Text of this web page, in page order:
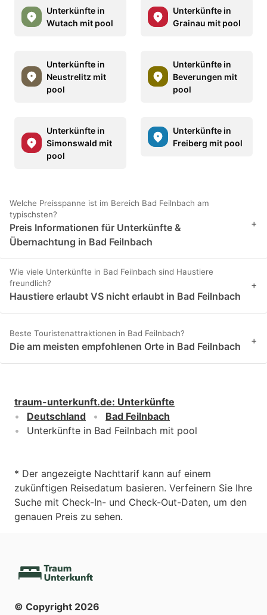
Unterkünfte in
Wutach mit pool
Unterkünfte in
Grainau mit pool
Unterkünfte in
Neustrelitz mit
pool
Unterkünfte in
Beverungen mit
pool
Unterkünfte in
Simonswald mit
pool
Unterkünfte in
Freiberg mit pool
Welche Preisspanne ist im Bereich Bad Feilnbach am
typischsten?
Preis Informationen für Unterkünfte &
Übernachtung in Bad Feilnbach
+
Wie viele Unterkünfte in Bad Feilnbach sind Haustiere
freundlich?
Haustiere erlaubt VS nicht erlaubt in Bad Feilnbach
+
Beste Touristenattraktionen in Bad Feilnbach?
Die am meisten empfohlenen Orte in Bad Feilnbach +
traum-unterkunft.de: Unterkünfte
Deutschland
Bad Feilnbach
Unterkünfte in Bad Feilnbach mit pool
* Der angezeigte Nachttarif kann auf einem
zukünftigen Reisedatum basieren. Verfeinern Sie Ihre
Suche mit Check-In- und Check-Out-Daten, um den
genauen Preis zu sehen.
© Copyright 2026